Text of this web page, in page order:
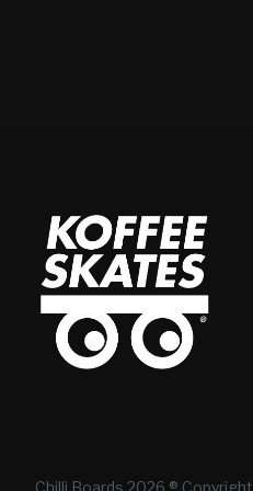
Chilli Boards 2026 ® Copyright